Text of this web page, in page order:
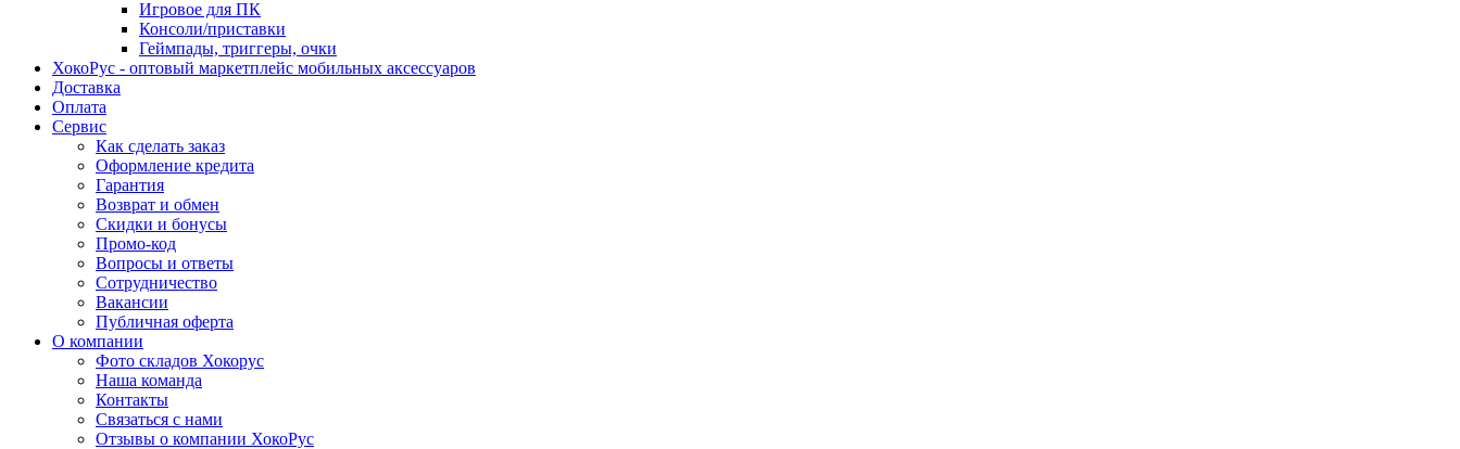
Игровое для ПК
Консоли/приставки
Геймпады, триггеры, очки
ХокоРус - оптовый маркетплейс мобильных аксессуаров
Доставка
Оплата
Сервис
Как сделать заказ
Оформление кредита
Гарантия
Возврат и обмен
Скидки и бонусы
Промо-код
Вопросы и ответы
Сотрудничество
Вакансии
Публичная оферта
О компании
Фото складов Хокорус
Наша команда
Контакты
Связаться с нами
Отзывы о компании ХокоРус